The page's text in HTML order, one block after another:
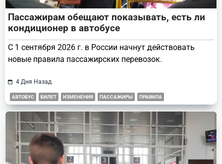
Пассажирам обещают показывать, есть ли
кондиционер в автобусе
С 1 сентября 2026 г. в России начнут действовать
новые правила пассажирских перевозок.
4 Дня Назад
АВТОБУС БИЛЕТ ИЗМЕНЕНИЯ ПАССАЖИРЫ ПРАВИЛА